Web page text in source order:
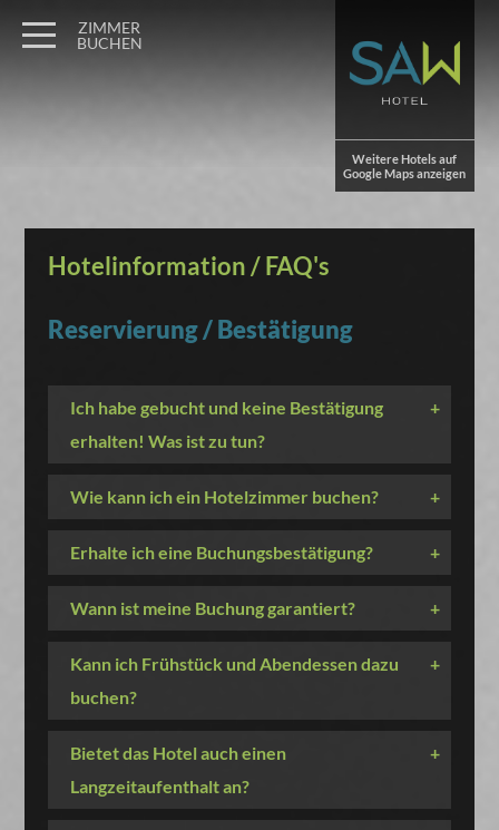
Weitere Hotels auf
Google Maps anzeigen
ZIMMER
BUCHEN
Hotelinformation / FAQ's
Reservierung / Bestätigung
Ich habe gebucht und keine Bestätigung
erhalten! Was ist zu tun?
+
Wie kann ich ein Hotelzimmer buchen? +
Erhalte ich eine Buchungsbestätigung? +
Wann ist meine Buchung garantiert? +
Kann ich Frühstück und Abendessen dazu
buchen?
+
Bietet das Hotel auch einen
Langzeitaufenthalt an?
+